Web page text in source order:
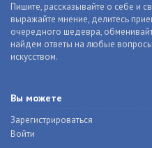
Пишите, рассказывайте о себе и
выражайте мнение, делитесь
очередного шедевра,
найдем ответы на любые
искусством.
Вы можете
Зарегистрироваться
Войти